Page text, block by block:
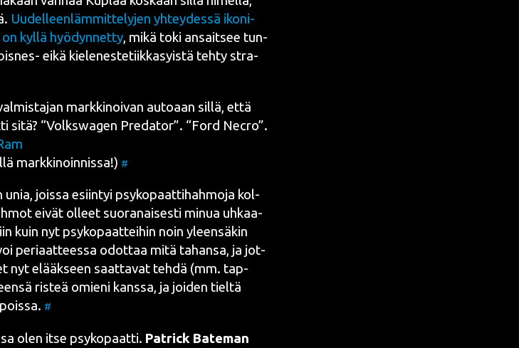
Uudel­leen­läm­mit­te­ly­jen yhtey­des­sä iko­ni­
kyl­lä hyö­dyn­net­ty, mikä toki ansait­see tun­
eikä kie­le­nes­te­tiik­ka­syis­tä teh­ty stra­
mark­ki­noi­van auto­aan sil­lä, että
sitä? “Volkswa­gen Pre­da­tor”. “Ford Nec­ro”.
mark­ki­noin­nis­sa!) #
unia, jois­sa esiin­tyi psy­ko­paat­ti­hah­mo­ja kol­
eivät olleet suo­ra­nai­ses­ti minua uhkaa­
kuin nyt psy­ko­paat­tei­hin noin yleen­sä­kin
peri­aat­tees­sa odot­taa mitä tahan­sa, ja jot­
nyt elääk­seen saat­ta­vat teh­dä (mm. tap­
ris­teä omie­ni kans­sa, ja joi­den tiel­tä
#
olen itse psy­ko­paat­ti. Pat­rick Bate­man